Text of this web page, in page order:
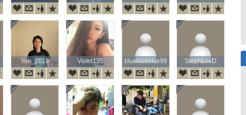
Yen_2019
Yen_2019 Violet135
Violet135 blueblueblue99
blueblueblue99 StephLeeD
StephLeeD